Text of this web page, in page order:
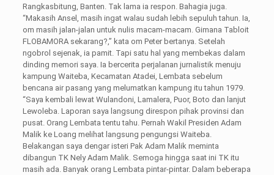
Rangkasbitung, Banten. Tak lama ia respon. Bahagia juga.
“Makasih Ansel, masih ingat walau sudah lebih sepuluh tahun. Ia,
om masih jalan-jalan untuk nulis macam-macam. Gimana Tabloit
FLOBAMORA sekarang?,” kata om Peter bertanya. Setelah
ngobrol sejenak, ia pamit. Tapi satu hal yang membekas dalam
dinding memori saya. Ia bercerita perjalanan jurnalistik menuju
kampung Waiteba, Kecamatan Atadei, Lembata sebelum
bencana air pasang yang melumatkan kampung itu tahun 1979.
“Saya kembali lewat Wulandoni, Lamalera, Puor, Boto dan lanjut
Lewoleba. Laporan saya langsung direspon pihak provinsi dan
pusat. Orang Lembata tentu tahu. Pernah Wakil Presiden Adam
Malik ke Loang melihat langsung pengungsi Waiteba.
Belakangan saya dengar isteri Pak Adam Malik meminta
dibangun TK Nely Adam Malik. Semoga hingga saat ini TK itu
masih ada. Banyak orang Lembata pintar-pintar. Dalam beberapa